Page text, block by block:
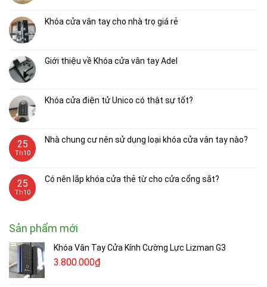
Khóa cửa vân tay cho nhà trọ giá rẻ
Giới thiệu về Khóa cửa vân tay Adel
Khóa cửa điện tử Unico có thật sự tốt?
25
Th10
Nhà chung cư nên sử dụng loại khóa cửa vân tay nào?
25
Th10
Có nên lắp khóa cửa thẻ từ cho cửa cổng sắt?
Sản phẩm mới
Khóa Vân Tay Cửa Kính Cường Lực Lizman G3
3.800.000₫